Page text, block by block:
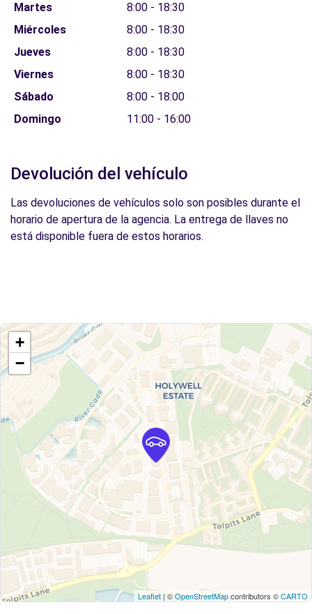
Martes
8:00 - 18:30
Miércoles
8:00 - 18:30
Jueves
8:00 - 18:30
Viernes
8:00 - 18:30
Sábado
8:00 - 18:00
Domingo
11:00 - 16:00
Devolución del vehículo
Las devoluciones de vehículos solo son posibles durante el
horario de apertura de la agencia. La entrega de llaves no
está disponible fuera de estos horarios.
+
−
Leaflet | ©OpenStreetMapcontributors ©CARTO